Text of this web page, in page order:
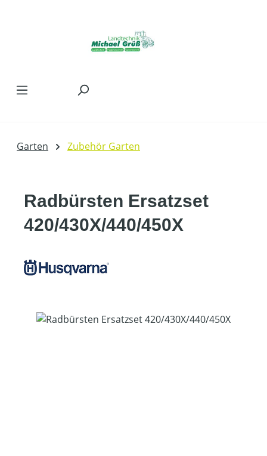
Garten Zubehör Garten
Radbürsten Ersatzset
420/430X/440/450X
Bildergalerie überspringen